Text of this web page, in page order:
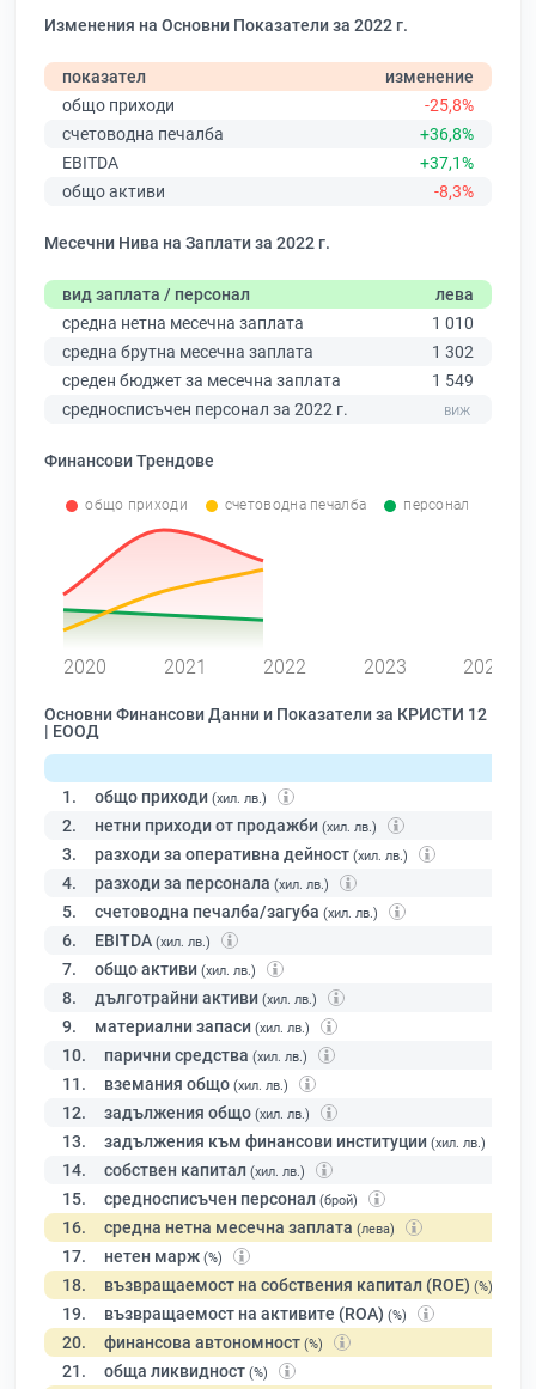
Изменения на Основни Показатели за 2022 г.
показател
изменение
общо приходи
-25,8%
счетоводна печалба
+36,8%
EBITDA
+37,1%
общо активи
-8,3%
Месечни Нива на Заплати за 2022 г.
вид заплата / персонал
лева
средна нетна месечна заплата
1 010
средна брутна месечна заплата
1 302
среден бюджет за месечна заплата
1 549
средносписъчен персонал за 2022 г.
Финансови Трендове
общо приходи счетоводна печалба персонал
2020 2021 2022 2023 2024
Основни Финансови Данни и Показатели за КРИСТИ 12
| ЕООД
1. общо приходи (хил. лв.)
2. нетни приходи от продажби (хил. лв.)
3. разходи за оперативна дейност (хил. лв.)
4. разходи за персонала (хил. лв.)
5. счетоводна печалба/загуба (хил. лв.)
6. EBITDA (хил. лв.)
7. общо активи (хил. лв.)
8. дълготрайни активи (хил. лв.)
9. материални запаси (хил. лв.)
10. парични средства (хил. лв.)
11. вземания общо (хил. лв.)
12. задължения общо (хил. лв.)
13. задължения към финансови институции (хил. лв.)
14. собствен капитал (хил. лв.)
15. средносписъчен персонал (брой)
16. средна нетна месечна заплата (лева)
17. нетен марж (%)
18. възвращаемост на собствения капитал (ROE) (%)
19. възвращаемост на активите (ROA) (%)
20. финансова автономност (%)
21. обща ликвидност (%)